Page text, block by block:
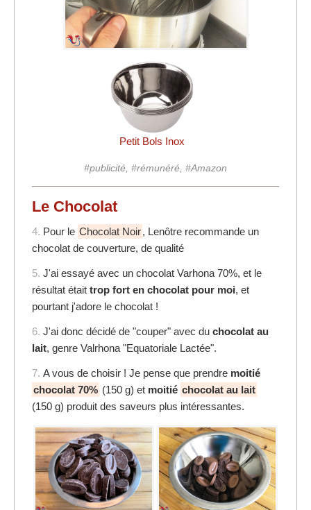
Petit Bols Inox
#publicité, #rémunéré, #Amazon
Le Chocolat
4. Pour le Chocolat Noir, Lenôtre recommande un
chocolat de couverture, de qualité
5. J'ai essayé avec un chocolat Varhona 70%, et le
résultat était trop fort en chocolat pour moi, et
pourtant j'adore le chocolat !
6. J'ai donc décidé de "couper" avec du chocolat au
lait, genre Valrhona "Equatoriale Lactée".
7. A vous de choisir ! Je pense que prendre moitié
chocolat 70% (150 g) et moitié chocolat au lait
(150 g) produit des saveurs plus intéressantes.